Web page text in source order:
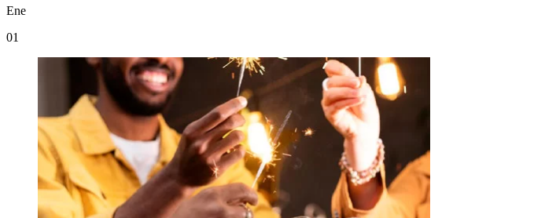
Ene
01